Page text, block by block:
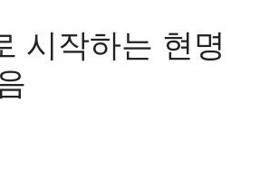
시작하는 현명